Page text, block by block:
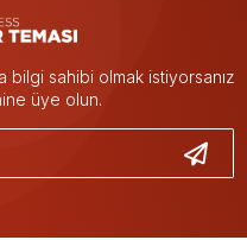
bilgi sahibi olmak istiyorsanız
üye olun.